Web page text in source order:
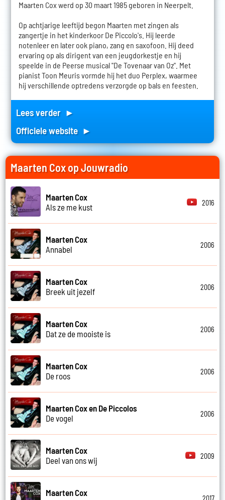
Maarten Cox werd op 30 maart 1985 geboren in Neerpelt.
Op achtjarige leeftijd begon Maarten met zingen als
zangertje in het kinderkoor De Piccolo's. Hij leerde
notenleer en later ook piano, zang en saxofoon. Hij deed
ervaring op als dirigent van een jeugdorkestje en hij
speelde in de Peerse musical "De Tovenaar van Oz". Met
pianist Toon Meuris vormde hij het duo Perplex, waarmee
hij verschillende optredens verzorgde op bals en feesten.
Lees verder ►
Officiele website ►
Maarten Cox op Jouwradio
Maarten Cox
Als ze me kust
2016
Maarten Cox
Annabel
2006
Maarten Cox
Breek uit jezelf
2006
Maarten Cox
Dat ze de mooiste is
2006
Maarten Cox
De roos
2006
Maarten Cox en De Piccolos
De vogel
2006
Maarten Cox
Deel van ons wij
2009
Maarten Cox